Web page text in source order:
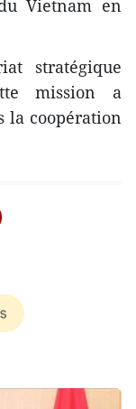
Vietnam en
stratégique
mission a
la coopération